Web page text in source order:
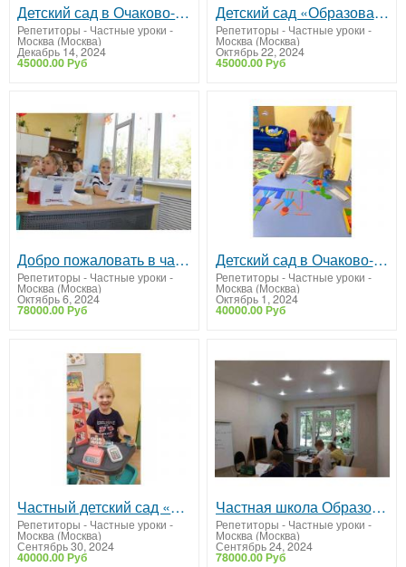
Детский сад в Очаково-Матвеевском: скидка 20% до 31.12.2024
Репетиторы - Частные уроки -
Москва (Москва)
Декабрь 14, 2024
45000.00 Руб
Детский сад «Образование Плюс I» в Очаково-Матвеевское. Скидка 25% до 31.10.2024
Репетиторы - Частные уроки -
Москва (Москва)
Октябрь 22, 2024
45000.00 Руб
Добро пожаловать в частную школу «Образование Плюс I»
Репетиторы - Частные уроки -
Москва (Москва)
Октябрь 6, 2024
78000.00 Руб
Детский сад в Очаково-Матвеевском: скидка 25% до 31 октября!
Репетиторы - Частные уроки -
Москва (Москва)
Октябрь 1, 2024
40000.00 Руб
Частный детский сад «Образование Плюс I» в Очаково-Матвеевское
Репетиторы - Частные уроки -
Москва (Москва)
Сентябрь 30, 2024
40000.00 Руб
Частная школа Образование Плюс I
Репетиторы - Частные уроки -
Москва (Москва)
Сентябрь 24, 2024
78000.00 Руб